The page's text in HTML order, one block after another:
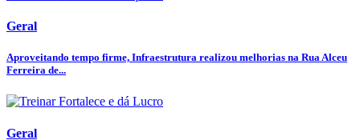
Geral
Aproveitando tempo firme, Infraestrutura realizou melhorias na Rua Alceu
Ferreira de...
Geral